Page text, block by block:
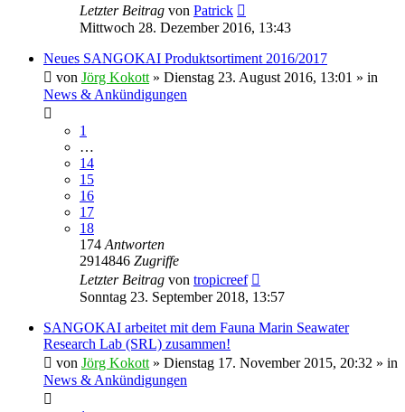
Letzter Beitrag von Patrick
Mittwoch 28. Dezember 2016, 13:43
Neues SANGOKAI Produktsortiment 2016/2017
von Jörg Kokott » Dienstag 23. August 2016, 13:01 » in
News & Ankündigungen
1
…
14
15
16
17
18
174 Antworten
2914846 Zugriffe
Letzter Beitrag von tropicreef
Sonntag 23. September 2018, 13:57
SANGOKAI arbeitet mit dem Fauna Marin Seawater
Research Lab (SRL) zusammen!
von Jörg Kokott » Dienstag 17. November 2015, 20:32 » in
News & Ankündigungen